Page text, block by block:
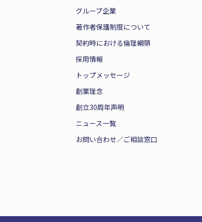
グループ企業
著作者保護制度について
契約時における倫理綱領
採用情報
トップメッセージ
創業理念
創立30周年声明
ニュース一覧
お問い合わせ／ご相談窓口